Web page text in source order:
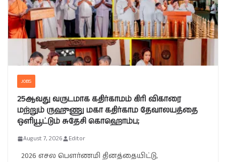
JOBS
25ஆவது வருடமாக கதிர்காமம் கிரி விகாரை
மற்றும் ருஹுணு மகா கதிர்காம தேவாலயத்தை
ஒளியூட்டும் சுதேசி கொஹொம்ப;
August 7, 2026 Editor
2026 எசல பௌர்ணமி தினத்தையிட்டு,